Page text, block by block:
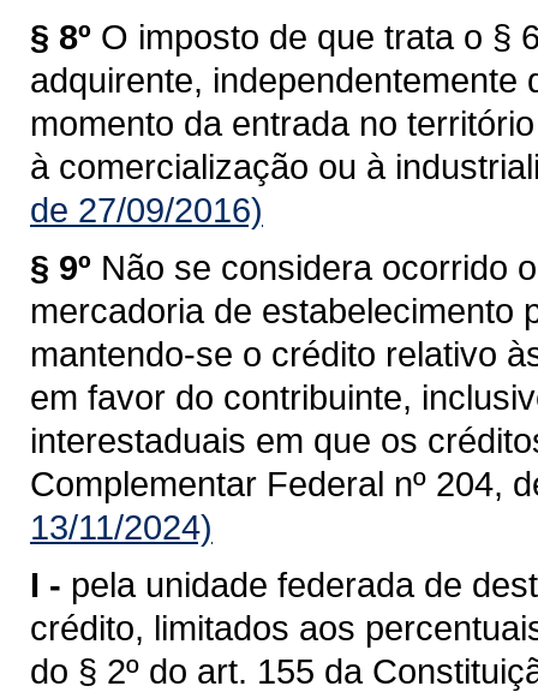
§ 8º O imposto de que trata o §
adquirente, independentemente
momento da entrada no
à comercialização ou à
de 27/09/2016)
§ 9º Não se considera ocorrido
mercadoria de estabelecimento
mantendo-se o crédito relativo
em favor do contribuinte,
interestaduais em que os
Complementar Federal nº 204,
13/11/2024)
I - pela unidade federada de
crédito, limitados aos
do § 2º do art. 155 da